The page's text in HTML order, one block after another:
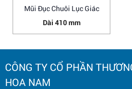
Mũi Đục Chuôi Lục Giác
Dài 410 mm
CÔNG TY CỔ PHẦN
HOA NAM